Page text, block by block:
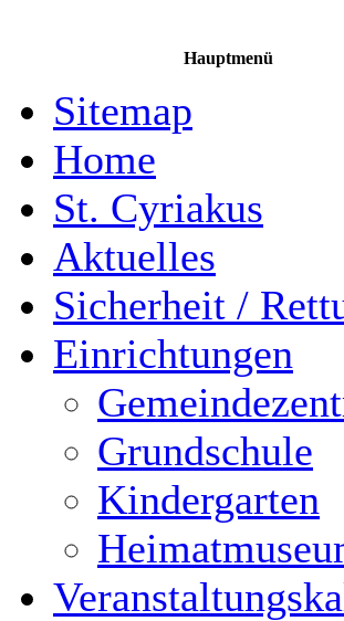
Hauptmenü
Sitemap
Home
St. Cyriakus
Aktuelles
Sicherheit /
Einrichtungen
Grundschule
Kindergarten